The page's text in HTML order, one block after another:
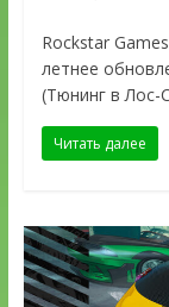
Rockstar
летнее
(Тюнинг в Лос-
Читать далее